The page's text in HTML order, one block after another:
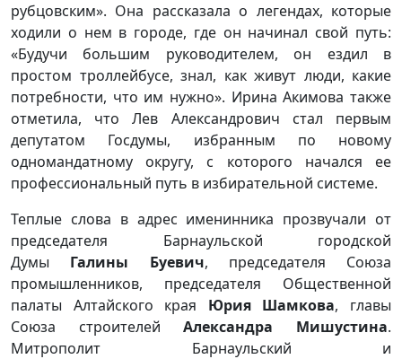
рубцовским». Она рассказала о легендах, которые
ходили о нем в городе, где он начинал свой путь:
«Будучи большим руководителем, он ездил в
простом троллейбусе, знал, как живут люди, какие
потребности, что им нужно». Ирина Акимова также
отметила, что Лев Александрович стал первым
депутатом Госдумы, избранным по новому
одномандатному округу, с которого начался ее
профессиональный путь в избирательной системе.
Теплые слова в адрес именинника прозвучали от
председателя Барнаульской городской
Думы Галины Буевич, председателя Союза
промышленников, председателя Общественной
палаты Алтайского края Юрия Шамкова, главы
Союза строителейАлександра Мишустина.
Митрополит Барнаульский и